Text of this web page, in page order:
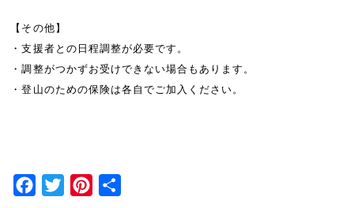
【その他】
・支援者との日程調整が必要です。
・調整がつかずお受けできない場合もあります。
・登山のための保険は各自でご加入ください。
Facebook
TwitterPinterest